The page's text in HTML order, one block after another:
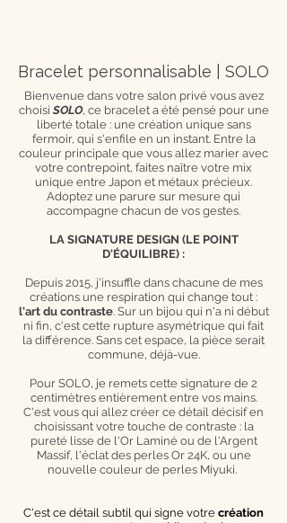
Bracelet personnalisable | SOLO
Bienvenue dans votre salon privé vous avez
choisi SOLO, ce bracelet a été pensé pour une
liberté totale : une création unique sans
fermoir, qui s'enfile en un instant. Entre la
couleur principale que vous allez marier avec
votre contrepoint, faites naître votre mix
unique entre Japon et métaux précieux.
Adoptez une parure sur mesure qui
accompagne chacun de vos gestes.
LA SIGNATURE DESIGN (LE POINT
D'ÉQUILIBRE) :
Depuis 2015, j'insuffle dans chacune de mes
créations une respiration qui change tout :
l'art du contraste. Sur un bijou qui n'a ni début
ni fin, c'est cette rupture asymétrique qui fait
la différence. Sans cet espace, la pièce serait
commune, déjà-vue.
Pour SOLO, je remets cette signature de 2
centimètres entièrement entre vos mains.
C'est vous qui allez créer ce détail décisif en
choisissant votre touche de contraste : la
pureté lisse de l'Or Laminé ou de l'Argent
Massif, l'éclat des perles Or 24K, ou une
nouvelle couleur de perles Miyuki.
C'est ce détail subtil qui signe votre création